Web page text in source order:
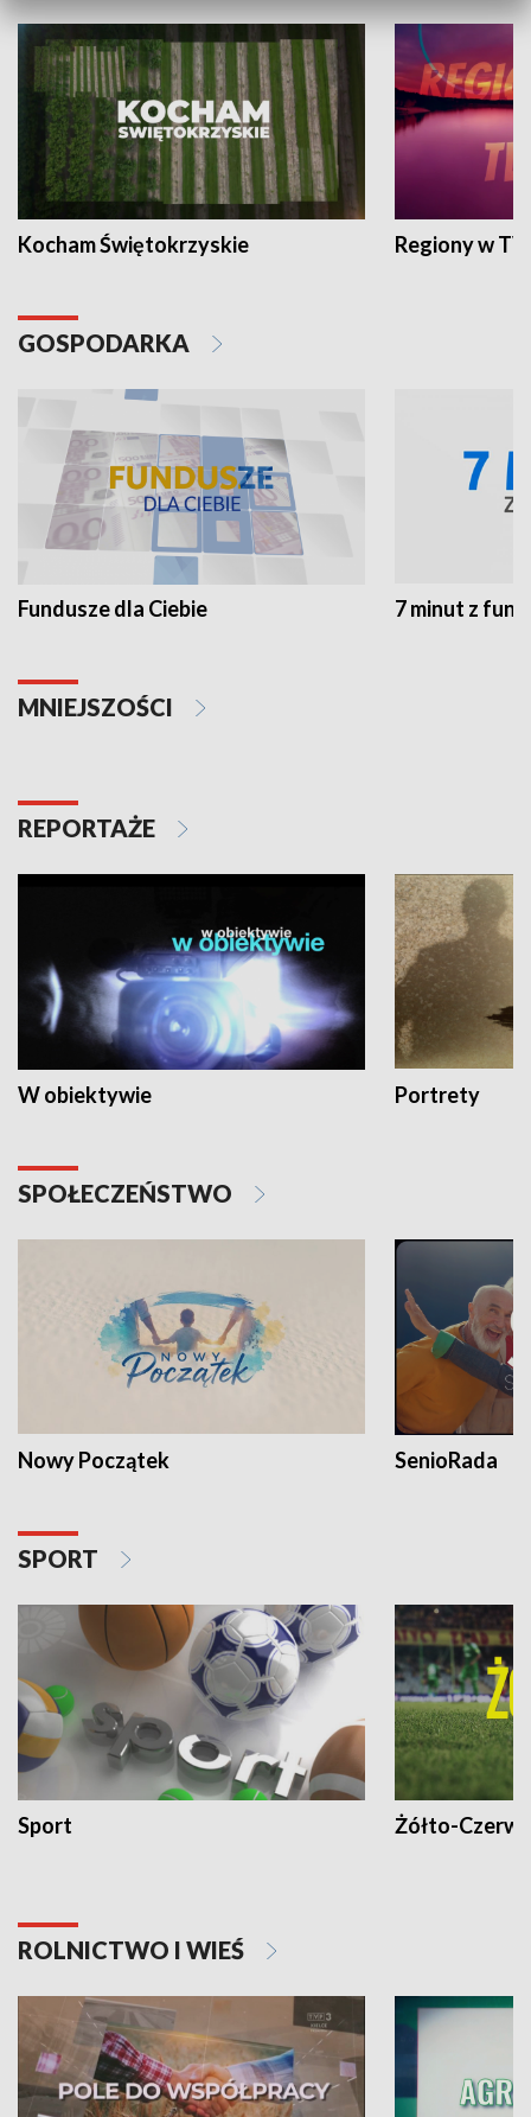
Kocham Świętokrzyskie Regiony w
GOSPODARKA
Fundusze dla Ciebie 7 minut z
MNIEJSZOŚCI
REPORTAŻE
W obiektywie Portrety
SPOŁECZEŃSTWO
Nowy Początek SenioRada
SPORT
Sport Żółto-
ROLNICTWO I WIEŚ